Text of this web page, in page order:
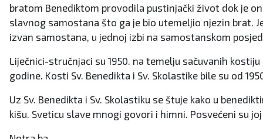
bratom Benediktom provodila pustinjački život dok je
slavnog samostana što ga je bio utemeljio njezin brat.
izvan samostana, u jednoj izbi na samostanskom
Liječnici-stručnjaci su 1950. na temelju sačuvanih
godine. Kosti Sv. Benedikta i Sv. Skolastike bile su od
Uz Sv. Benedikta i Sv. Skolastiku se štuje kako u
kišu. Sveticu slave mnogi govori i himni. Posvećeni su